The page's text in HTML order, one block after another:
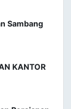
Sambang
KANTOR